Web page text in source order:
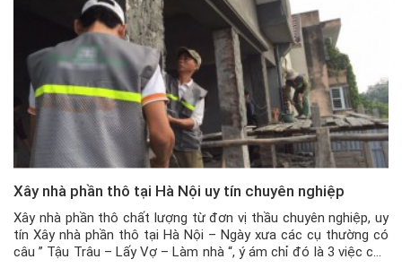
Xây nhà phần thô tại Hà Nội uy tín chuyên nghiệp
Xây nhà phần thô chất lượng từ đơn vị thầu chuyên nghiệp, uy
tín Xây nhà phần thô tại Hà Nội – Ngày xưa các cụ thường có
câu ” Tậu Trâu – Lấy Vợ – Làm nhà “, ý ám chỉ đó là 3 việc cực